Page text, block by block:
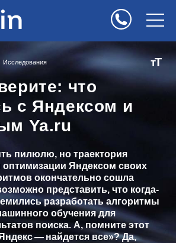
тТ
Исследования
что
с Яндексом и
Ya.ru
пилюлю, но траектория
оптимизации Яндексом своих
окончательно сошла
представить, что когда-
разработать алгоритмы
обучения для
поиска. А, помните этот
— найдется все»? Да,